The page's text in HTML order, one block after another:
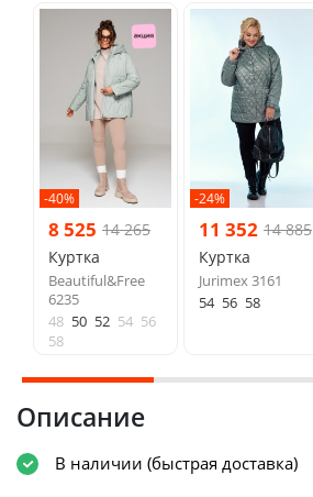
-40%
8 525 14 265
Куртка
Beautiful&Free
6235
48 50 52 54 56
58
-24%
11 352 14 885
Куртка
Jurimex 3161
54 56 58
Описание
В наличии (быстрая доставка)